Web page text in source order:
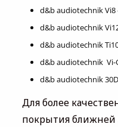
d&b audiotechnik Vi8
d&b audiotechnik
d&b audiotechnik
d&b audiotechnik Vi-
d&b audiotechnik
Для более
покрытия